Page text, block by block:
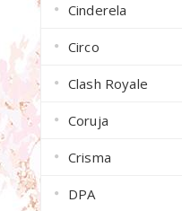
Cinderela
Circo
Clash Royale
Coruja
Crisma
DPA